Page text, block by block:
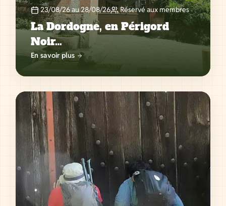
23/08/26 au 28/08/26 Réservé aux membres
La Dordogne, en Périgord
Noir…
En savoir plus